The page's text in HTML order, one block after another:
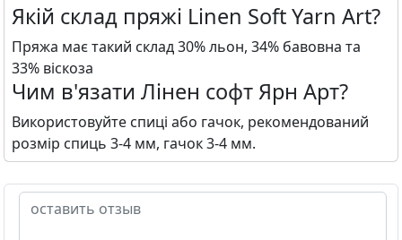
Якій склад пряжі Linen Soft Yarn Art?
Пряжа має такий склад 30% льон, 34% бавовна та
33% віскоза
Чим в'язати Лінен софт Ярн Арт?
Використовуйте спиці або гачок, рекомендований
розмір спиць 3-4 мм, гачок 3-4 мм.